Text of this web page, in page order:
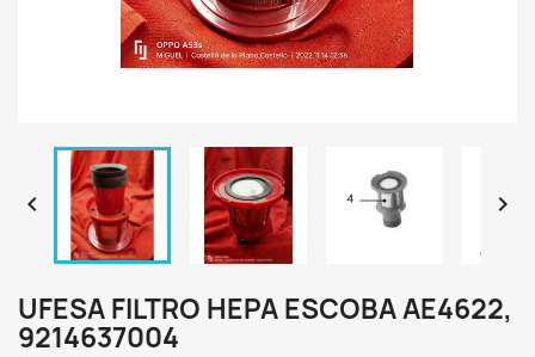
 
UFESA FILTRO HEPA ESCOBA AE4622,
9214637004